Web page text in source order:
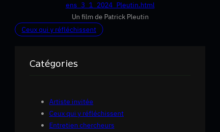
ens_3_1_2024_Pleutin.html
Un film de Patrick Pleutin
Ceux qui y réfléchissent
Catégories
Artiste invitée
Ceux qui y réfléchissent
Entretien chercheurs